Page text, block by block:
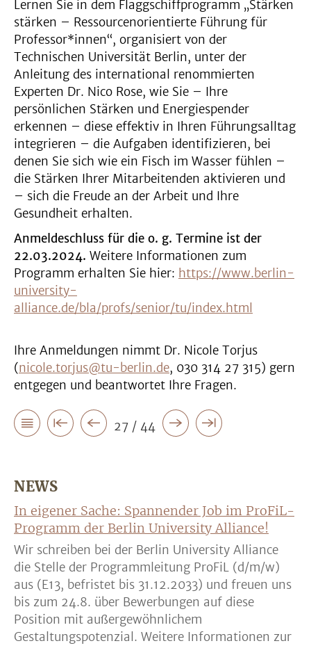
Lernen Sie in dem Flaggschiffprogramm „Stärken
stärken – Ressourcenorientierte Führung für
Professor*innen“, organisiert von der
Technischen Universität Berlin, unter der
Anleitung des international renommierten
Experten Dr. Nico Rose, wie Sie – Ihre
persönlichen Stärken und Energiespender
erkennen – diese effektiv in Ihren Führungsalltag
integrieren – die Aufgaben identifizieren, bei
denen Sie sich wie ein Fisch im Wasser fühlen –
die Stärken Ihrer Mitarbeitenden aktivieren und
– sich die Freude an der Arbeit und Ihre
Gesundheit erhalten.
Anmeldeschluss für die o. g. Termine ist der
22.03.2024. Weitere Informationen zum
Programm erhalten Sie hier: https://www.berlin-
university-
alliance.de/bla/profs/senior/tu/index.html
Ihre Anmeldungen nimmt Dr. Nicole Torjus
(nicole.torjus@tu-berlin.de, 030 314 27 315) gern
entgegen und beantwortet Ihre Fragen.
27 / 44
NEWS
In eigener Sache: Spannender Job im ProFiL-
Programm der Berlin University Alliance!
Wir schreiben bei der Berlin University Alliance
die Stelle der Programmleitung ProFiL (d/m/w)
aus (E13, befristet bis 31.12.2033) und freuen uns
bis zum 24.8. über Bewerbungen auf diese
Position mit außergewöhnlichem
Gestaltungspotenzial. Weitere Informationen zur